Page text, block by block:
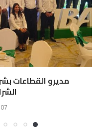
مديرو القطاعات